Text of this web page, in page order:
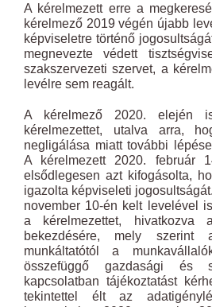
A kérelmezett erre a
kérelmező 2019 végén újabb
képviseletre történő
megnevezte védett
szakszervezeti szervet, a
levélre sem reagált.
A kérelmező 2020. elején
kérelmezettet, utalva arra,
negligálása miatt további
A kérelmezett 2020. február
elsődlegesen azt kifogásolta,
igazolta képviseleti
november 10-én kelt levelével
a kérelmezettet,
bekezdésére, mely szerint
munkáltatótól a
összefüggő gazdasági és
kapcsolatban tájékoztatást
tekintettel élt az